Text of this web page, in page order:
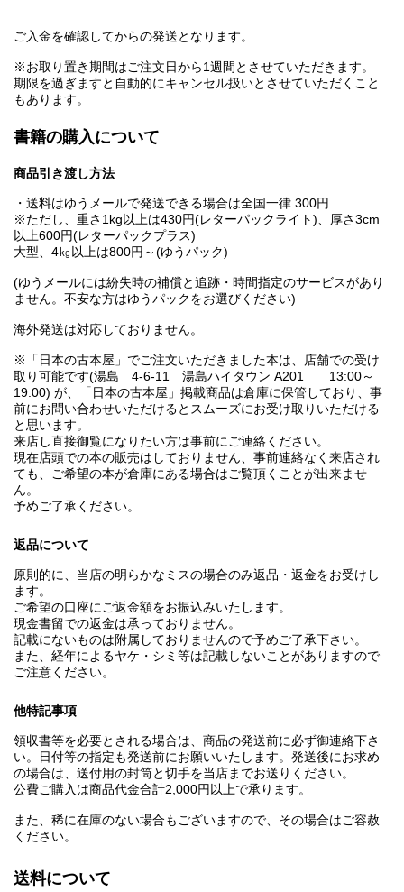
ご入金を確認してからの発送となります。
※お取り置き期間はご注文日から1週間とさせていただきます。
期限を過ぎますと自動的にキャンセル扱いとさせていただくこと
もあります。
書籍の購入について
商品引き渡し方法
・送料はゆうメールで発送できる場合は全国一律 300円
※ただし、重さ1kg以上は430円(レターパックライト)、厚さ3cm
以上600円(レターパックプラス)
大型、4㎏以上は800円～(ゆうパック)
(ゆうメールには紛失時の補償と追跡・時間指定のサービスがあり
ません。不安な方はゆうパックをお選びください)
海外発送は対応しておりません。
※「日本の古本屋」でご注文いただきました本は、店舗での受け
取り可能です(湯島 4-6-11 湯島ハイタウン A201 13:00～
19:00) が、「日本の古本屋」掲載商品は倉庫に保管しており、事
前にお問い合わせいただけるとスムーズにお受け取りいただける
と思います。
来店し直接御覧になりたい方は事前にご連絡ください。
現在店頭での本の販売はしておりません、事前連絡なく来店され
ても、ご希望の本が倉庫にある場合はご覧頂くことが出来ませ
ん。
予めご了承ください。
返品について
原則的に、当店の明らかなミスの場合のみ返品・返金をお受けし
ます。
ご希望の口座にご返金額をお振込みいたします。
現金書留での返金は承っておりません。
記載にないものは附属しておりませんので予めご了承下さい。
また、経年によるヤケ・シミ等は記載しないことがありますので
ご注意ください。
他特記事項
領収書等を必要とされる場合は、商品の発送前に必ず御連絡下さ
い。日付等の指定も発送前にお願いいたします。発送後にお求め
の場合は、送付用の封筒と切手を当店までお送りください。
公費ご購入は商品代金合計2,000円以上で承ります。
また、稀に在庫のない場合もございますので、その場合はご容赦
ください。
送料について